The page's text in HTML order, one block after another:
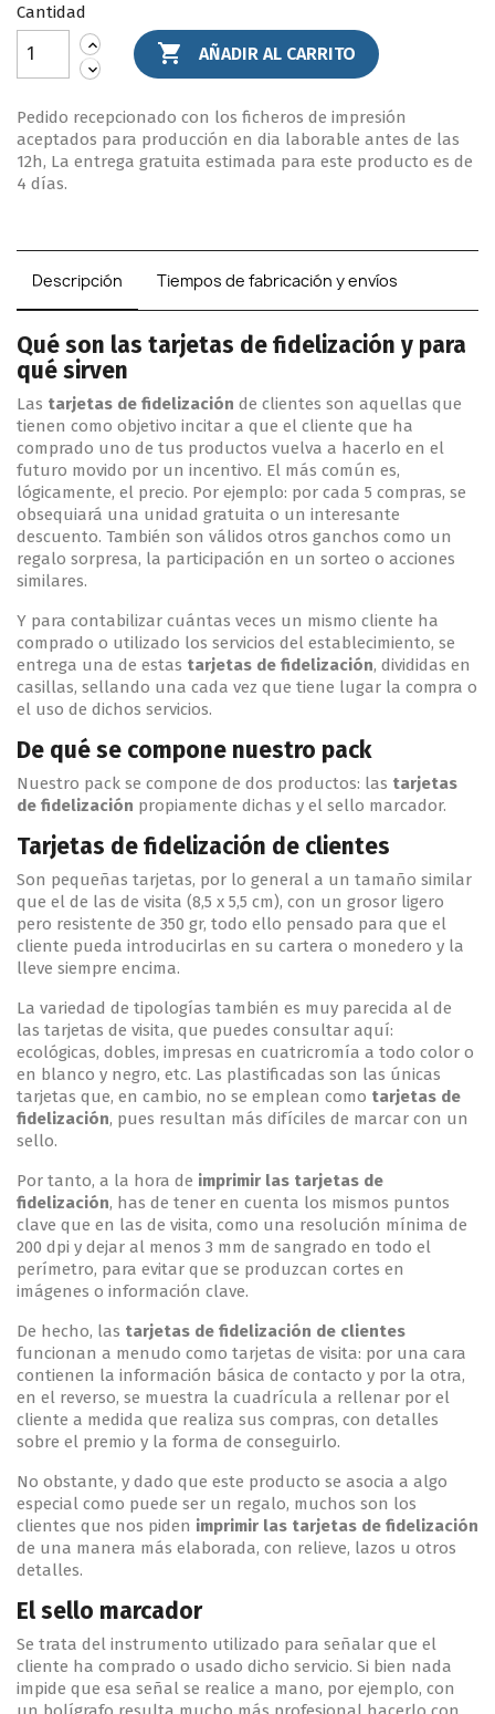
Cantidad
 AÑADIR AL CARRITO
Pedido recepcionado con los ficheros de impresión
aceptados para producción en dia laborable antes de las
12h, La entrega gratuita estimada para este producto es de
4 días.
Descripción Tiempos de fabricación y envíos
Qué son las tarjetas de fidelización y para
qué sirven
Las tarjetas de fidelización de clientes son aquellas que
tienen como objetivo incitar a que el cliente que ha
comprado uno de tus productos vuelva a hacerlo en el
futuro movido por un incentivo. El más común es,
lógicamente, el precio. Por ejemplo: por cada 5 compras, se
obsequiará una unidad gratuita o un interesante
descuento. También son válidos otros ganchos como un
regalo sorpresa, la participación en un sorteo o acciones
similares.
Y para contabilizar cuántas veces un mismo cliente ha
comprado o utilizado los servicios del establecimiento, se
entrega una de estas tarjetas de fidelización, divididas en
casillas, sellando una cada vez que tiene lugar la compra o
el uso de dichos servicios.
De qué se compone nuestro pack
Nuestro pack se compone de dos productos: las tarjetas
de fidelización propiamente dichas y el sello marcador.
Tarjetas de fidelización de clientes
Son pequeñas tarjetas, por lo general a un tamaño similar
que el de las de visita (8,5 x 5,5 cm), con un grosor ligero
pero resistente de 350 gr, todo ello pensado para que el
cliente pueda introducirlas en su cartera o monedero y la
lleve siempre encima.
La variedad de tipologías también es muy parecida al de
las tarjetas de visita, que puedes consultar aquí:
ecológicas, dobles, impresas en cuatricromía a todo color o
en blanco y negro, etc. Las plastificadas son las únicas
tarjetas que, en cambio, no se emplean como tarjetas de
fidelización, pues resultan más difíciles de marcar con un
sello.
Por tanto, a la hora de imprimir las tarjetas de
fidelización, has de tener en cuenta los mismos puntos
clave que en las de visita, como una resolución mínima de
200 dpi y dejar al menos 3 mm de sangrado en todo el
perímetro, para evitar que se produzcan cortes en
imágenes o información clave.
De hecho, las tarjetas de fidelización de clientes
funcionan a menudo como tarjetas de visita: por una cara
contienen la información básica de contacto y por la otra,
en el reverso, se muestra la cuadrícula a rellenar por el
cliente a medida que realiza sus compras, con detalles
sobre el premio y la forma de conseguirlo.
No obstante, y dado que este producto se asocia a algo
especial como puede ser un regalo, muchos son los
clientes que nos piden imprimir las tarjetas de fidelización
de una manera más elaborada, con relieve, lazos u otros
detalles.
El sello marcador
Se trata del instrumento utilizado para señalar que el
cliente ha comprado o usado dicho servicio. Si bien nada
impide que esa señal se realice a mano, por ejemplo, con